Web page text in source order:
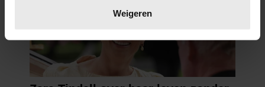
verwerkt en stel uw voorkeuren in het
intrekken in de Cookieverklaring.
We gebruiken cookies om content en advertenties te
Weigeren